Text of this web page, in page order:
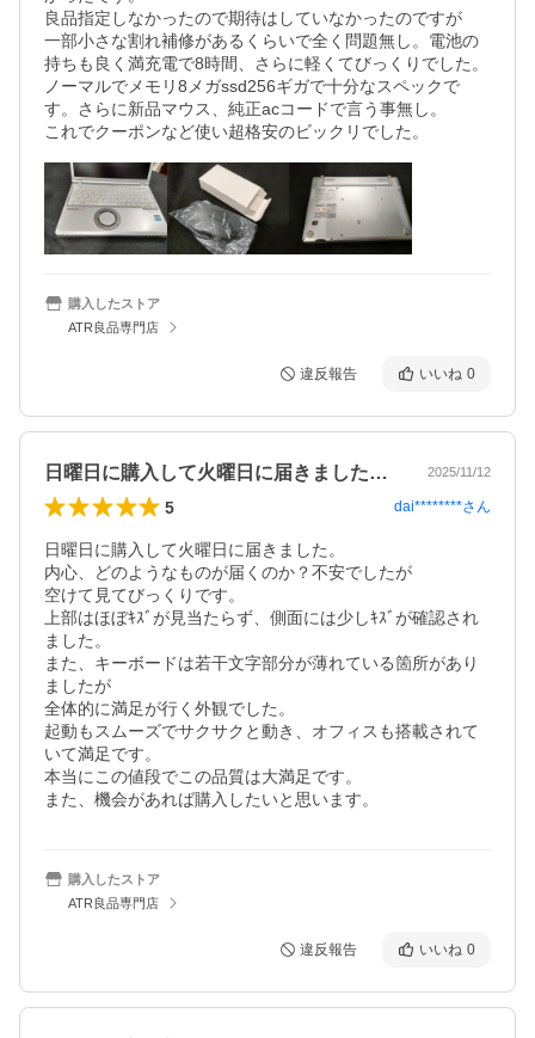
良品指定しなかったので期待はしていなかったのですが
一部小さな割れ補修があるくらいで全く問題無し。電池の
持ちも良く満充電で8時間、さらに軽くてびっくりでした。
ノーマルでメモリ8メガssd256ギガで十分なスペックで
す。さらに新品マウス、純正acコードで言う事無し。
これでクーポンなど使い超格安のビックリでした。
購入したストア
ATR良品専門店
違反報告 いいね 0
日曜日に購入して火曜日に届きました。内… 2025/11/12
5 dai********さん
日曜日に購入して火曜日に届きました。
内心、どのようなものが届くのか？不安でしたが
空けて見てびっくりです。
上部はほぼｷｽﾞが見当たらず、側面には少しｷｽﾞが確認され
ました。
また、キーボードは若干文字部分が薄れている箇所があり
ましたが
全体的に満足が行く外観でした。
起動もスムーズでサクサクと動き、オフィスも搭載されて
いて満足です。
本当にこの値段でこの品質は大満足です。
また、機会があれば購入したいと思います。
購入したストア
ATR良品専門店
違反報告 いいね 0